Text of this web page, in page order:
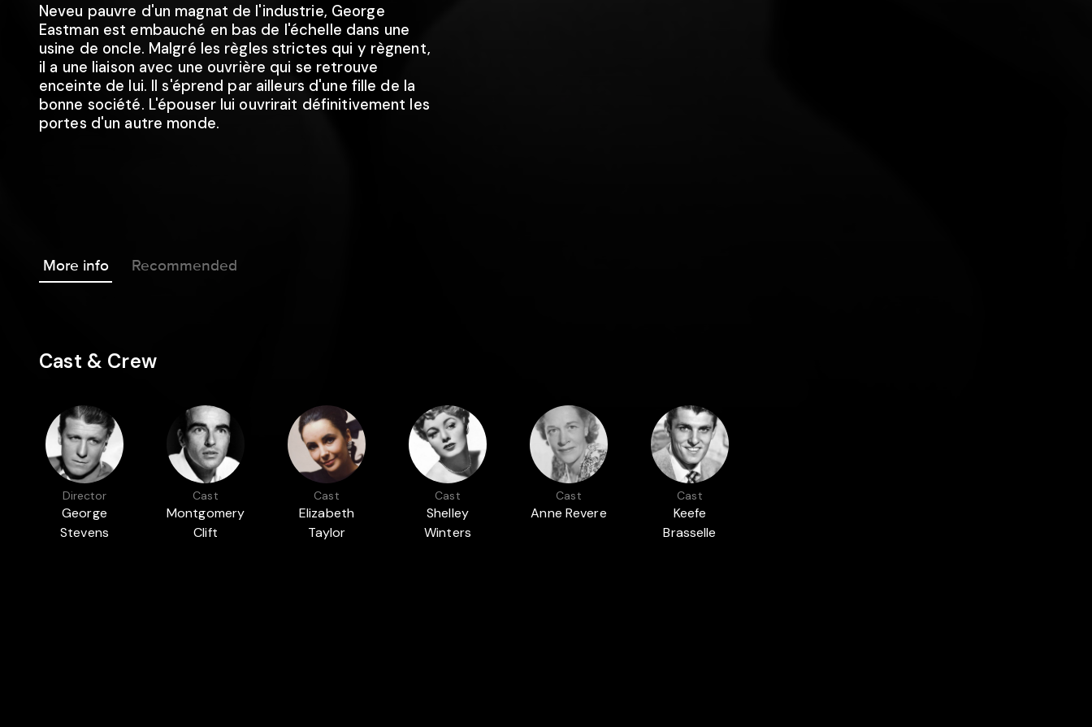
Neveu pauvre d'un magnat de l'industrie, George
Eastman est embauché en bas de l'échelle dans une
usine de oncle. Malgré les règles strictes qui y règnent,
il a une liaison avec une ouvrière qui se retrouve
enceinte de lui. Il s'éprend par ailleurs d'une fille de la
bonne société. L'épouser lui ouvrirait définitivement les
portes d'un autre monde.
More info Recommended
Cast & Crew
Director
George
Stevens
Cast
Montgomery
Clift
Cast
Elizabeth
Taylor
Cast
Shelley
Winters
Cast
Anne Revere
Cast
Keefe
Brasselle